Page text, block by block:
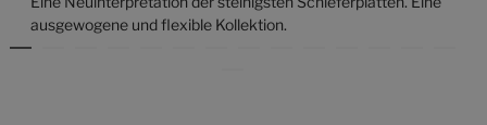
ausgewogene und flexible Kollektion.